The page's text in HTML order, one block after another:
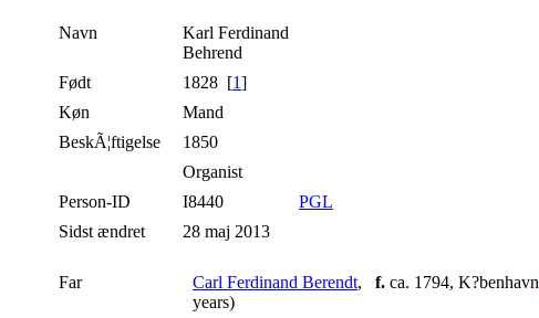
Navn
Karl Ferdinand
Behrend
Født
1828 [1]
Køn
Mand
BeskÃ¦ftigelse
1850
Organist
Person-ID
I8440
PGL
Sidst ændret
28 maj 2013
Far Carl Ferdinand Berendt, f. ca. 1794, K?benhavn
years)